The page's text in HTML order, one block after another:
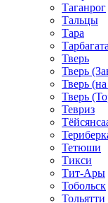
Таганрог
Тальцы
Тара
Тверь
Тверь
Тверь
Тверь
Тевриз
Тетюши
Тикси
Тит-Ары
Тобольск
Тольятти